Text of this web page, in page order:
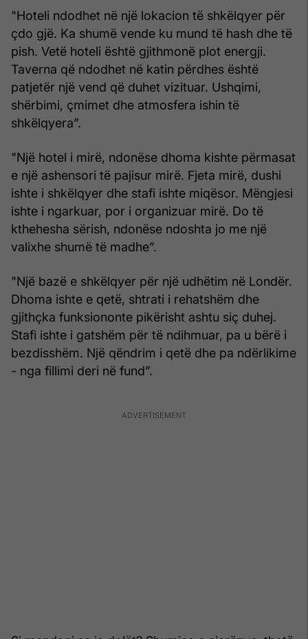
"Hoteli ndodhet në një lokacion të shkëlqyer për
çdo gjë. Ka shumë vende ku mund të hash dhe të
pish. Vetë hoteli është gjithmonë plot energji.
Taverna që ndodhet në katin përdhes është
patjetër një vend që duhet vizituar. Ushqimi,
shërbimi, çmimet dhe atmosfera ishin të
shkëlqyera”.
"Një hotel i mirë, ndonëse dhoma kishte përmasat
e një ashensori të pajisur mirë. Fjeta mirë, dushi
ishte i shkëlqyer dhe stafi ishte miqësor. Mëngjesi
ishte i ngarkuar, por i organizuar mirë. Do të
kthehesha sërish, ndonëse ndoshta jo me një
valixhe shumë të madhe”.
"Një bazë e shkëlqyer për një udhëtim në Londër.
Dhoma ishte e qetë, shtrati i rehatshëm dhe
gjithçka funksiononte pikërisht ashtu siç duhej.
Stafi ishte i gatshëm për të ndihmuar, pa u bërë i
bezdisshëm. Një qëndrim i qetë dhe pa ndërlikime
- nga fillimi deri në fund”.